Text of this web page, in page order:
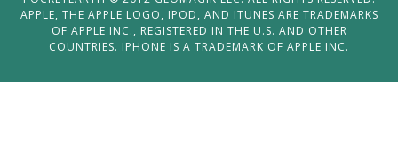
APPLE, THE APPLE LOGO, IPOD, AND ITUNES ARE TRADEMARKS
OF APPLE INC., REGISTERED IN THE U.S. AND OTHER
COUNTRIES. IPHONE IS A TRADEMARK OF APPLE INC.